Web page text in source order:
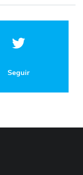
Seguir